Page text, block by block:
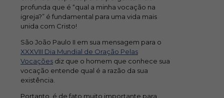
profunda que é “qual a minha vocação na
igreja?” é fundamental para uma vida mais
unida com Cristo!
São João Paulo II em sua mensagem para o
XXXVIII Dia Mundial de Oração Pelas
Vocações diz que o homem que conhece sua
vocação entende qual é a razão da sua
existência.
Portanto, é de fato muito importante para